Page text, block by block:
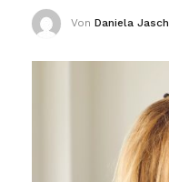
Von Daniela Jasch